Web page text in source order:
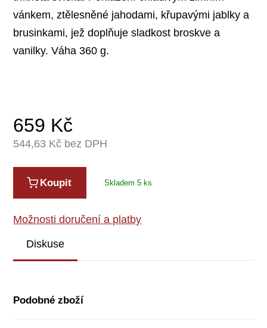
vánkem, ztělesněné jahodami, křupavými jablky a
brusinkami, jež doplňuje sladkost broskve a
vanilky. Váha 360 g.
659 Kč
544,63 Kč bez DPH
Koupit Skladem 5 ks
Možnosti doručení a platby
Diskuse
Podobné zboží